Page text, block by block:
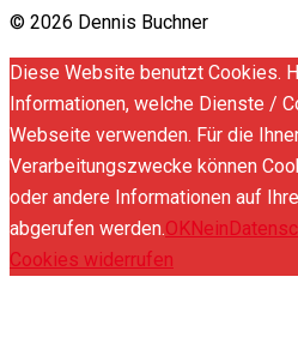
© 2026 Dennis Buchner
Diese Website benutzt Cookies.
Informationen, welche Dienste /
Webseite verwenden. Für die
Verarbeitungszwecke können
oder andere Informationen auf
abgerufen werden.OKNein
Cookies widerrufen